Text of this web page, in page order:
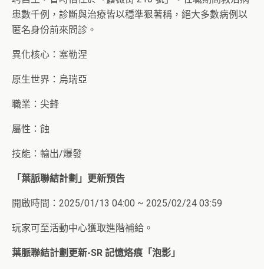
患數千例，診斷與治療皆以穩準狠著稱，絕大多數病例以
匿名身份前來問診。
異化核心：塞勒涅
原生世界：烏瑞亞
職業：尖鋒
屬性：蝕
技能：輸出/爆發
「葉脈聯結計劃」更新預告
開啟時間：2025/01/13 04:00 ~ 2025/02/24 03:59
玩家可至活動中心獲取進階補給。
葉脈聯結計劃更新-SR 記憶烙痕「泡影」